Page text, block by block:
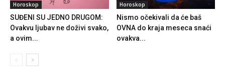
Horoskop
SUĐENI SU JEDNO DRUGOM:
Ovakvu ljubav ne doživi svako,
a ovim...
Horoskop
Nismo očekivali da će baš
OVNA do kraja meseca snaći
ovakva...